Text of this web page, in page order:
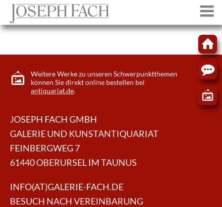
Weitere Werke zu unseren Schwerpunktthemen
können Sie direkt online bestellen bei
antiquariat.de.
JOSEPH FACH GMBH
GALERIE UND KUNSTANTIQUARIAT
FEINBERGWEG 7
61440 OBERURSEL IM TAUNUS
INFO(AT)GALERIE-FACH.DE
BESUCH NACH VEREINBARUNG